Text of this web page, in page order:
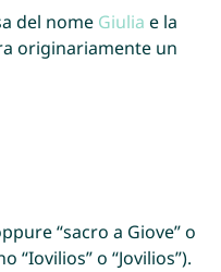
del nome Giulia e la
originariamente un
“sacro a Giove” o
“Iovilios” o “Jovilios”).